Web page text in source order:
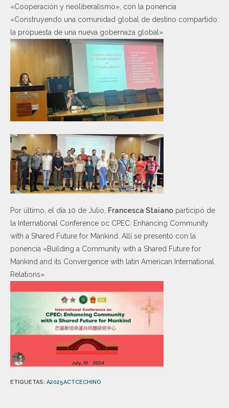
«Cooperación y neoliberalismo», con la ponencia
«Construyendo una comunidad global de destino compartido:
la propuesta de una nueva gobernaza global»
Por último, el día 10 de Julio, Francesca Staiano participó de
la International Conference oc CPEC: Enhancing Community
with a Shared Future for Mankind. Allí se presentó con la
ponencia «Building a Community with a Shared Future for
Mankind and its Convergence with latin American International
Relations»
ETIQUETAS: A2025ACTCECHINO